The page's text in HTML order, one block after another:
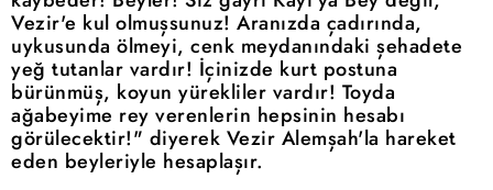
Vezir'e kul olmuşsunuz! Aranızda çadırında,
uykusunda ölmeyi, cenk meydanındaki şehadete
yeğ tutanlar vardır! İçinizde kurt postuna
bürünmüş, koyun yürekliler vardır! Toyda
ağabeyime rey verenlerin hepsinin hesabı
görülecektir!" diyerek Vezir Alemşah'la hareket
eden beyleriyle hesaplaşır.